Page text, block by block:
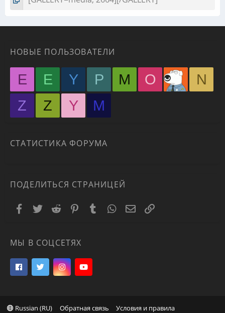
НОВЫЕ ПОЛЬЗОВАТЕЛИ
E E Y P M O
N
Z
Z Y М
СТАТИСТИКА ФОРУМА
ПОДЕЛИТЬСЯ СТРАНИЦЕЙ
Facebook
TwitterReddit PinterestTumblrWhatsAppЭлектронная почта
Ссылка
МЫ В СОЦСЕТЯХ
Russian (RU) Обратная связь
Условия и правила